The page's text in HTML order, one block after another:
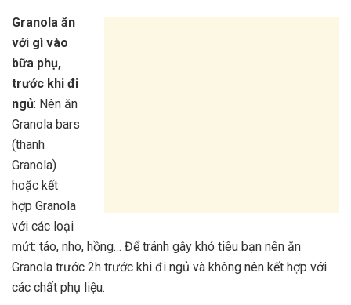
Granola ăn
với gì vào
bữa phụ,
trước khi đi
ngủ: Nên ăn
Granola bars
(thanh
Granola)
hoặc kết
hợp Granola
với các loại
mứt: táo, nho, hồng… Để tránh gây khó tiêu bạn nên ăn
Granola trước 2h trước khi đi ngủ và không nên kết hợp với
các chất phụ liệu.